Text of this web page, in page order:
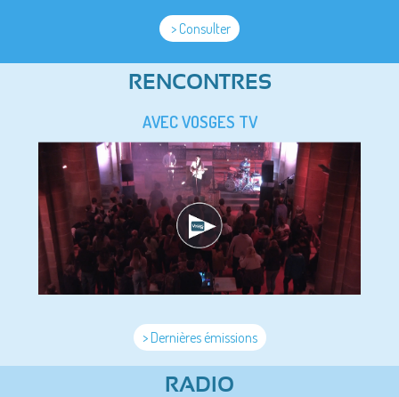
> Consulter
RENCONTRES
AVEC VOSGES TV
> Dernières émissions
RADIO